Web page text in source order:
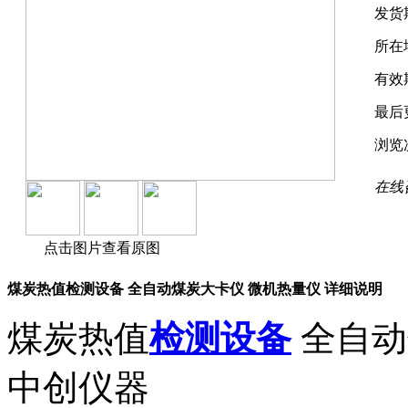
点击图片查看原图
发货
所在
有效
最后
浏览
在线
煤炭热值检测设备 全自动煤炭大卡仪 微机热量仪 详细说明
煤炭热值检测设备全自
中创仪器